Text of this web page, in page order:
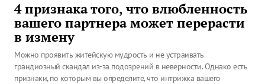
4 признака того, что влюбленность
вашего партнера может перерасти
в измену
Можно проявить житейскую мудрость и не устраивать
грандиозный скандал из-за подозрений в неверности. Однако есть
признаки, по которым вы определите, что интрижка вашего